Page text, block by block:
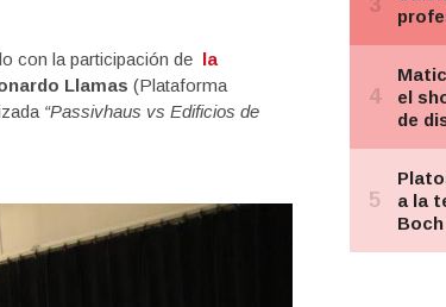
con la participación de la
Llamas (Plataforma
“Passivhaus vs Edificios de